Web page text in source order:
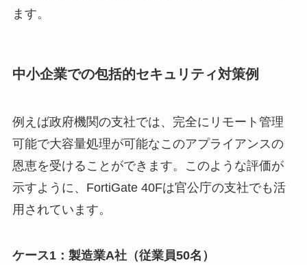
ます。
中小企業での包括的セキュリティ対策例
例えば政府機関の支社では、完全にリモート管理
可能で大容量処理が可能なこのアプライアンスの
恩恵を受けることができます。このような評価が
示すように、FortiGate 40Fは官公庁の支社でも活
用されています。
ケース1：製造業A社（従業員50名）